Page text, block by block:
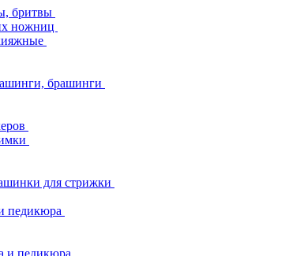
бритвы
ножниц
брашинги
для стрижки
педикюра
и педикюра